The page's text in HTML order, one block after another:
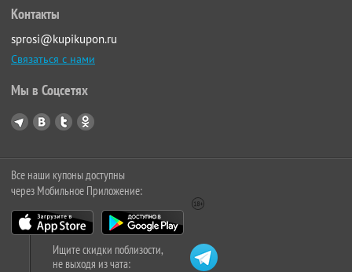
Контакты
sprosi@kupikupon.ru
Связаться с нами
Мы в Соцсетях
Все наши купоны доступны
через Мобильное Приложение:
Ищите скидки поблизости,
не выходя из чата: